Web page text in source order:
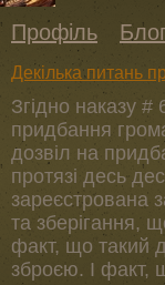
Профіль
Декілька питань
Згідно наказу
придбання
дозвіл на
протязі десь
зареєстрована
та зберігання,
факт, що такий
зброєю. І факт,